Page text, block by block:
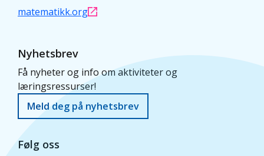
matematikk.org
Nyhetsbrev
Få nyheter og info om aktiviteter og
læringsressurser!
Meld deg på nyhetsbrev
Følg oss